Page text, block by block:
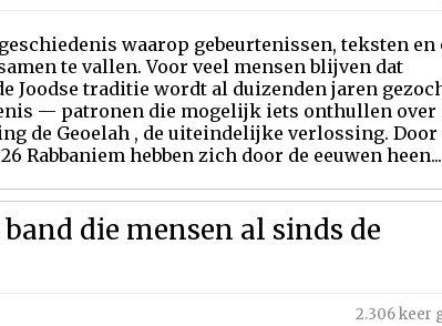
waarop gebeurtenissen, teksten en
te vallen. Voor veel mensen blijven dat
Joodse traditie wordt al duizenden jaren
— patronen die mogelijk iets onthullen over
de Geoelah , de uiteindelijke verlossing. Door
Rabbaniem hebben zich door de eeuwen heen...
die mensen al sinds de
2.306 keer